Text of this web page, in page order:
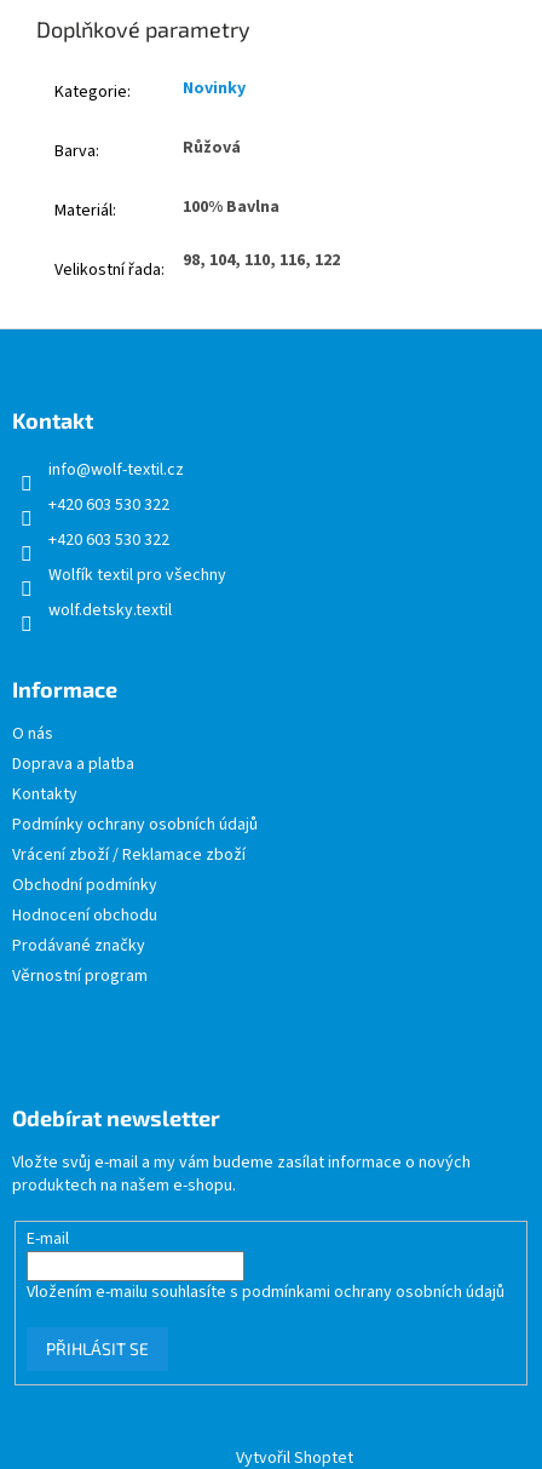
Doplňkové parametry
Kategorie: Novinky
Barva: Růžová
Materiál: 100% Bavlna
Velikostní řada: 98, 104, 110, 116, 122
Kontakt
info@wolf-textil.cz
+420 603 530 322
+420 603 530 322
Wolfík textil pro všechny
wolf.detsky.textil
Informace
O nás
Doprava a platba
Kontakty
Podmínky ochrany osobních údajů
Vrácení zboží / Reklamace zboží
Obchodní podmínky
Hodnocení obchodu
Prodávané značky
Věrnostní program
Odebírat newsletter
Vložte svůj e-mail a my vám budeme zasílat informace o nových
produktech na našem e-shopu.
E-mail
Vložením e-mailu souhlasíte s podmínkami ochrany osobních údajů
PŘIHLÁSIT SE
Vytvořil Shoptet